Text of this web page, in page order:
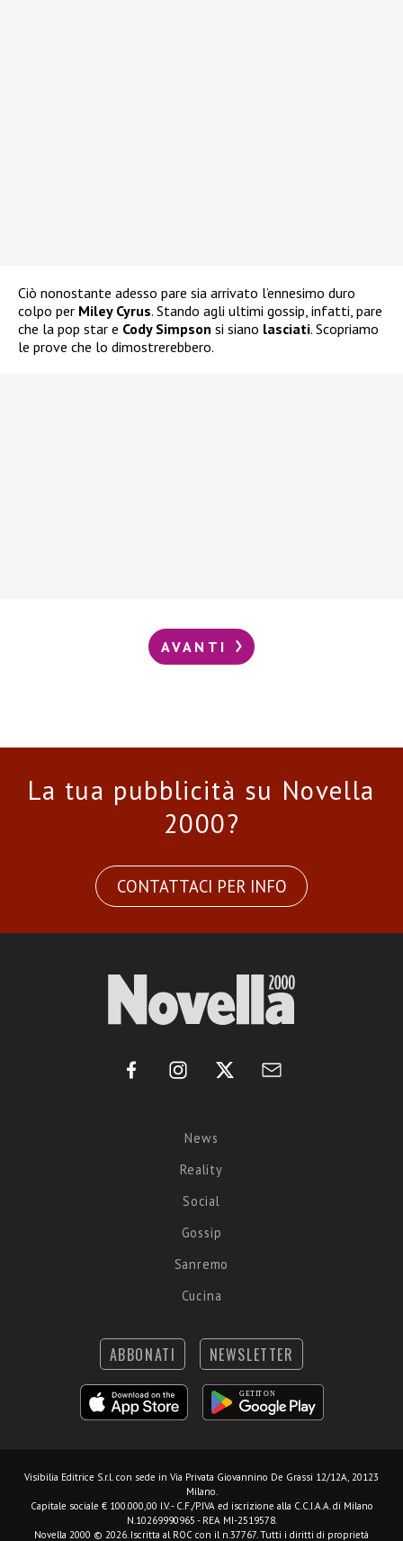
Ciò nonostante adesso pare sia arrivato l’ennesimo duro
colpo per Miley Cyrus. Stando agli ultimi gossip, infatti, pare
che la pop star e Cody Simpson si siano lasciati. Scopriamo
le prove che lo dimostrerebbero.
AVANTI
La tua pubblicità su Novella
2000?
CONTATTACI PER INFO
News
Reality
Social
Gossip
Sanremo
Cucina
ABBONATI NEWSLETTER
Visibilia Editrice S.r.l. con sede in Via Privata Giovannino De Grassi 12/12A, 20123
Milano.
Capitale sociale € 100.000,00 I.V. - C.F./P.IVA ed iscrizione alla C.C.I.A.A. di Milano
N.10269990965 - REA MI-2519578.
Novella 2000 © 2026. Iscritta al ROC con il n.37767. Tutti i diritti di proprietà